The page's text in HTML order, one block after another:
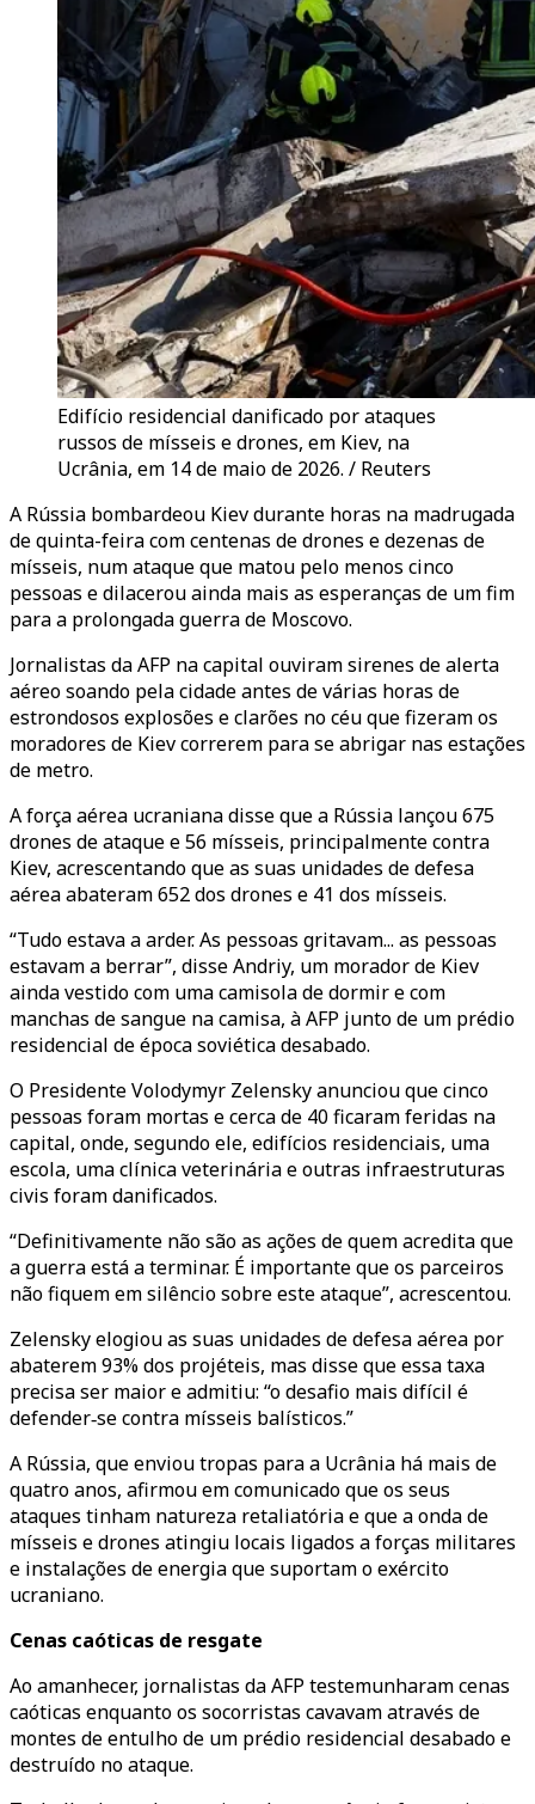
Edifício residencial danificado por ataques
russos de mísseis e drones, em Kiev, na
Ucrânia, em 14 de maio de 2026. / Reuters
A Rússia bombardeou Kiev durante horas na madrugada
de quinta-feira com centenas de drones e dezenas de
mísseis, num ataque que matou pelo menos cinco
pessoas e dilacerou ainda mais as esperanças de um fim
para a prolongada guerra de Moscovo.
Jornalistas da AFP na capital ouviram sirenes de alerta
aéreo soando pela cidade antes de várias horas de
estrondosos explosões e clarões no céu que fizeram os
moradores de Kiev correrem para se abrigar nas estações
de metro.
A força aérea ucraniana disse que a Rússia lançou 675
drones de ataque e 56 mísseis, principalmente contra
Kiev, acrescentando que as suas unidades de defesa
aérea abateram 652 dos drones e 41 dos mísseis.
“Tudo estava a arder. As pessoas gritavam... as pessoas
estavam a berrar”, disse Andriy, um morador de Kiev
ainda vestido com uma camisola de dormir e com
manchas de sangue na camisa, à AFP junto de um prédio
residencial de época soviética desabado.
O Presidente Volodymyr Zelensky anunciou que cinco
pessoas foram mortas e cerca de 40 ficaram feridas na
capital, onde, segundo ele, edifícios residenciais, uma
escola, uma clínica veterinária e outras infraestruturas
civis foram danificados.
“Definitivamente não são as ações de quem acredita que
a guerra está a terminar. É importante que os parceiros
não fiquem em silêncio sobre este ataque”, acrescentou.
Zelensky elogiou as suas unidades de defesa aérea por
abaterem 93% dos projéteis, mas disse que essa taxa
precisa ser maior e admitiu: “o desafio mais difícil é
defender‑se contra mísseis balísticos.”
A Rússia, que enviou tropas para a Ucrânia há mais de
quatro anos, afirmou em comunicado que os seus
ataques tinham natureza retaliatória e que a onda de
mísseis e drones atingiu locais ligados a forças militares
e instalações de energia que suportam o exército
ucraniano.
Cenas caóticas de resgate
Ao amanhecer, jornalistas da AFP testemunharam cenas
caóticas enquanto os socorristas cavavam através de
montes de entulho de um prédio residencial desabado e
destruído no ataque.